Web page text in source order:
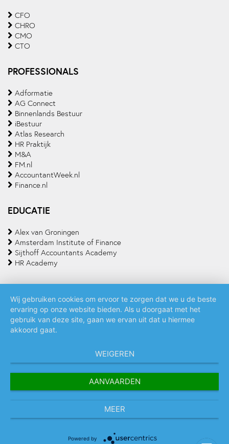
CFO
CHRO
CMO
CTO
PROFESSIONALS
Adformatie
AG Connect
Binnenlands Bestuur
iBestuur
Atlas Research
HR Praktijk
M&A
FM.nl
AccountantWeek.nl
Finance.nl
EDUCATIE
Alex van Groningen
Amsterdam Institute of Finance
Sijthoff Accountants Academy
HR Academy
Algemene voorwaarden Privacy policy Cookie statement
Wij gebruiken cookies om ervoor te zorgen dat we u de beste
ervaring op onze website bieden. Als u doorgaat met het
gebruik van deze site, gaan we ervan uit dat u hiermee
akkoord gaat.
WEIGEREN
AANVAARDEN
MEER
Powered by